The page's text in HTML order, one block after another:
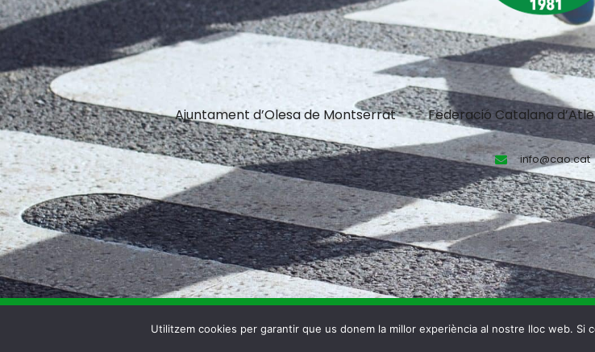
Ajuntament d’Olesa de Montserrat Federació Catalana
info@cao.cat
Utilitzem cookies per garantir que us donem la millor experiència al nostre lloc web. Si